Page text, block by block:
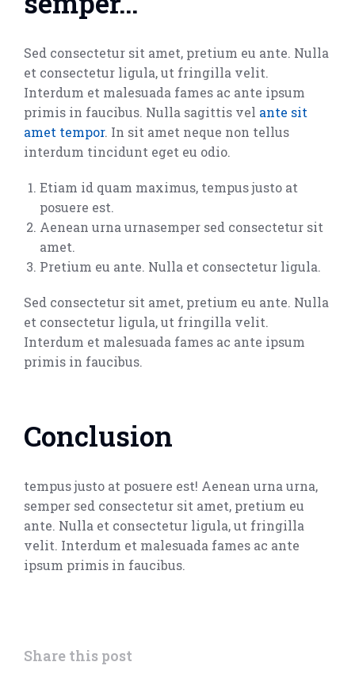
Sed consectetur sit amet, pretium eu ante. Nulla
et consectetur ligula, ut fringilla velit.
Interdum et malesuada fames ac ante ipsum
primis in faucibus. Nulla sagittis vel ante sit
amet tempor. In sit amet neque non tellus
interdum tincidunt eget eu odio.
Etiam id quam maximus, tempus justo at
posuere est.
Aenean urna urnasemper sed consectetur sit
amet.
Pretium eu ante. Nulla et consectetur ligula.
Sed consectetur sit amet, pretium eu ante. Nulla
et consectetur ligula, ut fringilla velit.
Interdum et malesuada fames ac ante ipsum
primis in faucibus.
Conclusion
tempus justo at posuere est! Aenean urna urna,
semper sed consectetur sit amet, pretium eu
ante. Nulla et consectetur ligula, ut fringilla
velit. Interdum et malesuada fames ac ante
ipsum primis in faucibus.
Share this post